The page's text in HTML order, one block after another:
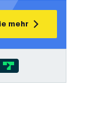
Lichtpläne
mehr